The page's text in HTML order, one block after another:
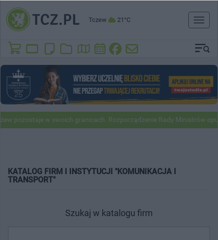
Tczew 21°C
Toggle
pozostaje w swoich granicach. Rozporządzenie Rady Ministrów
KATALOG FIRM I INSTYTUCJI "KOMUNIKACJA I
TRANSPORT"
Szukaj w katalogu firm